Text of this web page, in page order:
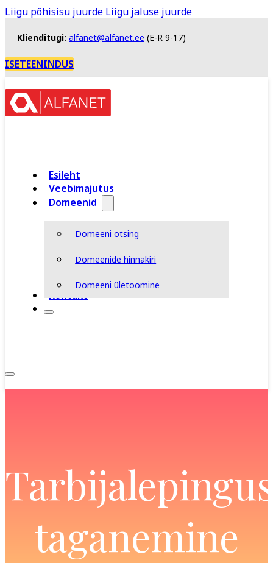
Liigu põhisisu juurde Liigu jaluse juurde
Klienditugi: alfanet@alfanet.ee (E-R 9-17)
ISETEENINDUS
Esileht
Veebimajutus
Domeenid
Domeeni otsing
Domeenide hinnakiri
Domeeni ületoomine
Kontakt
taganemine